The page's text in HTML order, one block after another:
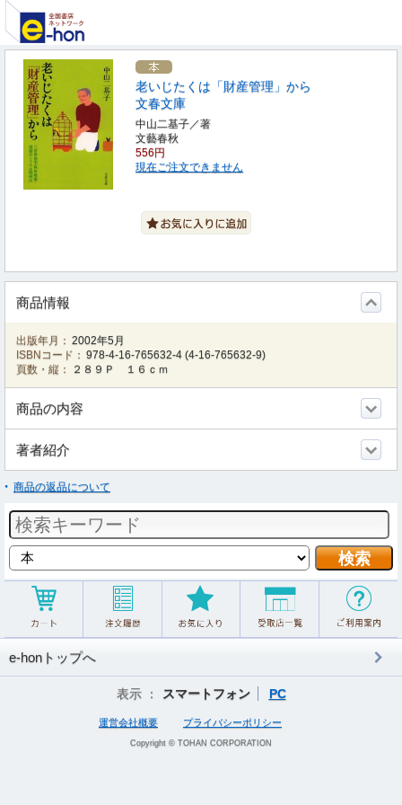
老いじたくは「財産管理」から
文春文庫
中山二基子／著
文藝春秋
556円
現在ご注文できません
商品情報
出版年月： 2002年5月
ISBNコード： 978-4-16-765632-4 (4-16-765632-9)
頁数・縦：
２８９Ｐ １６ｃｍ
商品の内容
著者紹介
商品の返品について
e-honトップへ
表示 ： スマートフォン PC
運営会社概要 プライバシーポリシー
Copyright © TOHAN CORPORATION